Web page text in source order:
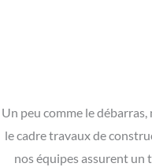
Un peu comme le
le cadre travaux de
nos équipes assurent un